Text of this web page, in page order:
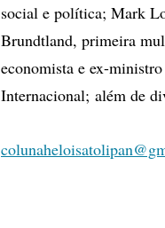
social e política; Mark
Brundtland, primeira
economista e ex-
Internacional; além de